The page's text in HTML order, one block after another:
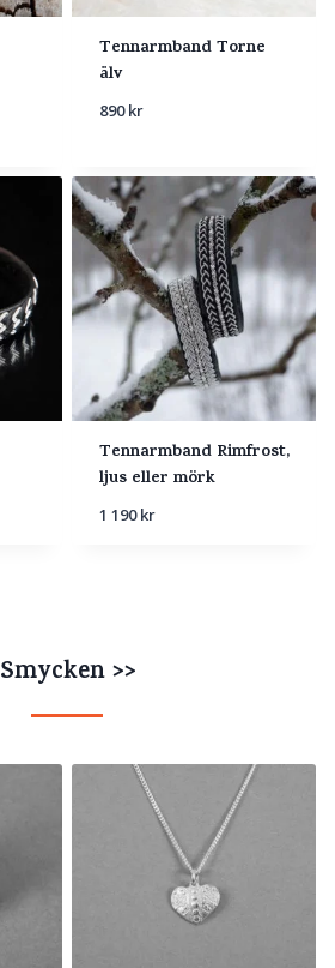
Tennarmband Torne
älv
890kr
Tennarmband Rimfrost,
ljus eller mörk
1 190kr
Smycken >>